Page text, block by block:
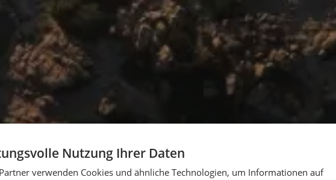
Nutzung Ihrer Daten
verwenden Cookies und ähnliche Technologien, um Informationen auf